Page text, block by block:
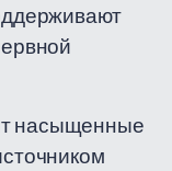
насыщенные